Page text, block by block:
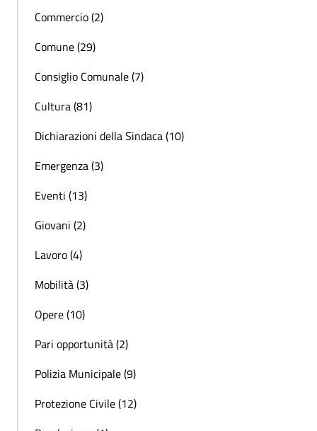
Commercio (2)
Comune (29)
Consiglio Comunale (7)
Cultura (81)
Dichiarazioni della Sindaca (10)
Emergenza (3)
Eventi (13)
Giovani (2)
Lavoro (4)
Mobilità (3)
Opere (10)
Pari opportunità (2)
Polizia Municipale (9)
Protezione Civile (12)